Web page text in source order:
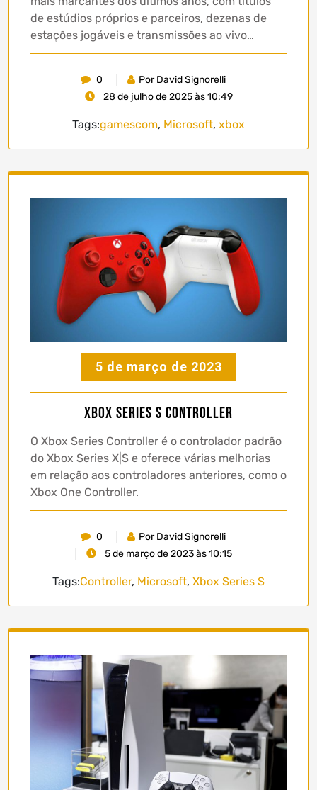
de estúdios próprios e parceiros, dezenas de
estações jogáveis e transmissões ao vivo…
0
Por David Signorelli
28 de julho de 2025 às 10:49
Tags:gamescom, Microsoft, xbox
5 de março de 2023
Xbox Series S Controller
O Xbox Series Controller é o controlador padrão
do Xbox Series X|S e oferece várias melhorias
em relação aos controladores anteriores, como o
Xbox One Controller.
0
Por David Signorelli
5 de março de 2023 às 10:15
Tags:Controller, Microsoft, Xbox Series S